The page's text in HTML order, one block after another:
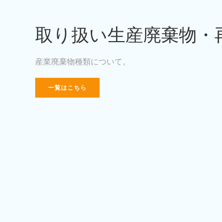
取り扱い生産廃棄物・
産業廃棄物種類について。
一覧はこちら